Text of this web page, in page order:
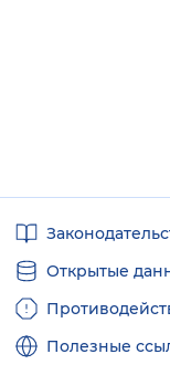
ссылки
Открытые
Полезные